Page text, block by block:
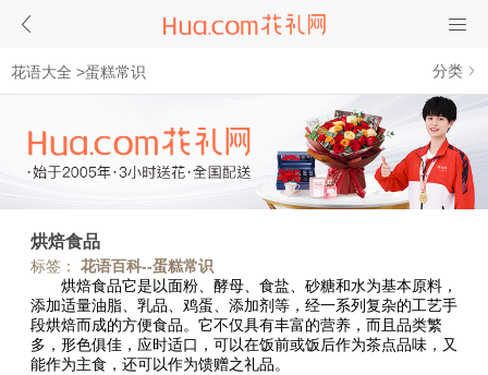
花语大全 >蛋糕常识 分类
烘焙食品
标签：
花语百科--蛋糕常识
烘焙食品它是以面粉、酵母、食盐、砂糖和水为基本原料，
添加适量油脂、乳品、鸡蛋、添加剂等，经一系列复杂的工艺手
段烘焙而成的方便食品。它不仅具有丰富的营养，而且品类繁
多，形色俱佳，应时适口，可以在饭前或饭后作为茶点品味，又
能作为主食，还可以作为馈赠之礼品。